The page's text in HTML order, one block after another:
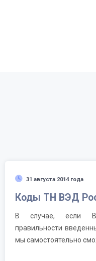
31 августа 2014 года
Коды ТН ВЭД
В случае, если
правильности
мы самостоятельно